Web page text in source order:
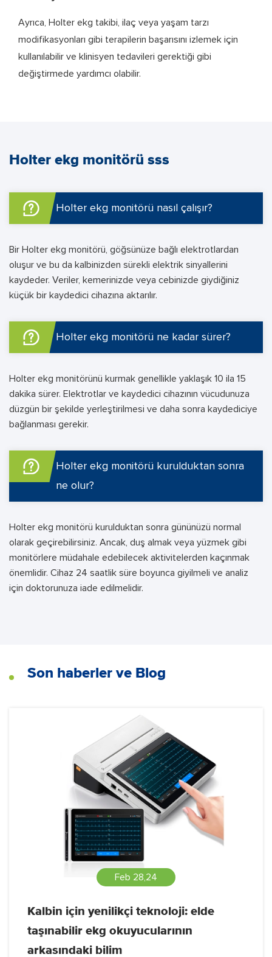
Ayrıca, Holter ekg takibi, ilaç veya yaşam tarzı
modifikasyonları gibi terapilerin başarısını izlemek için
kullanılabilir ve klinisyen tedavileri gerektiği gibi
değiştirmede yardımcı olabilir.
Holter ekg monitörü sss
Holter ekg monitörü nasıl çalışır?
Bir Holter ekg monitörü, göğsünüze bağlı elektrotlardan
oluşur ve bu da kalbinizden sürekli elektrik sinyallerini
kaydeder. Veriler, kemerinizde veya cebinizde giydiğiniz
küçük bir kaydedici cihazına aktarılır.
Holter ekg monitörü ne kadar sürer?
Holter ekg monitörünü kurmak genellikle yaklaşık 10 ila 15
dakika sürer. Elektrotlar ve kaydedici cihazının vücudunuza
düzgün bir şekilde yerleştirilmesi ve daha sonra kaydediciye
bağlanması gerekir.
Holter ekg monitörü kurulduktan sonra
ne olur?
Holter ekg monitörü kurulduktan sonra gününüzü normal
olarak geçirebilirsiniz. Ancak, duş almak veya yüzmek gibi
monitörlere müdahale edebilecek aktivitelerden kaçınmak
önemlidir. Cihaz 24 saatlik süre boyunca giyilmeli ve analiz
için doktorunuza iade edilmelidir.
Son haberler ve Blog
Feb 28,24
Kalbin için yenilikçi teknoloji: elde
taşınabilir ekg okuyucularının
arkasındaki bilim